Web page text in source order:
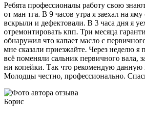
Ребята профессионалы работу свою
от ман тга. В 9 часов утра я заехал на
вскрыли и дефектовали. В 3 часа дня я
отремонтировать кпп. Три месяца
обнаружил что капает масло с
мне сказали приезжайте. Через неделю я
всё поменяли сальник первичного вала,
ни копейки. Так что рекомендую
Молодцы честно, профессионально.
Борис